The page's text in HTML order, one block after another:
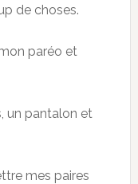
de choses.
paréo et
un pantalon et
mes paires